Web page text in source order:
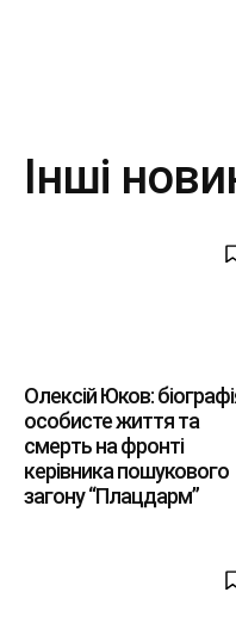
Інші
Олексій Юков:
особисте життя та
смерть на фронті
керівника пошукового
загону “Плацдарм”